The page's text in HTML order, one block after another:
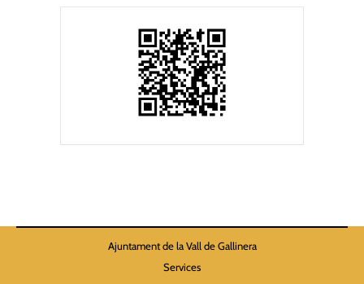
Ajuntament de la Vall de Gallinera
Services